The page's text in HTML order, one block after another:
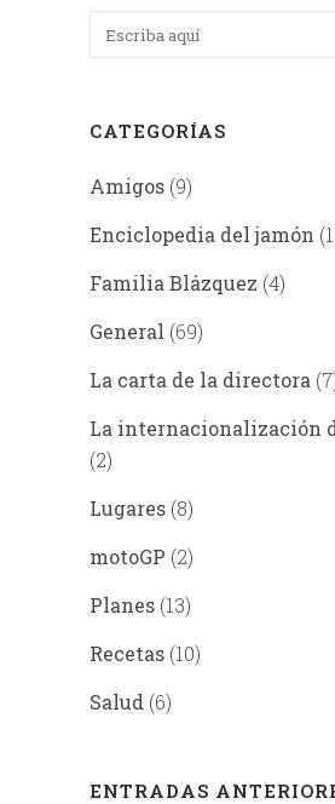
CATEGORÍAS
Amigos (9)
Enciclopedia del jamón
Familia Blázquez (4)
General (69)
La carta de la directora
La internacionalización
(2)
Lugares (8)
motoGP (2)
Planes (13)
Recetas (10)
Salud (6)
ENTRADAS